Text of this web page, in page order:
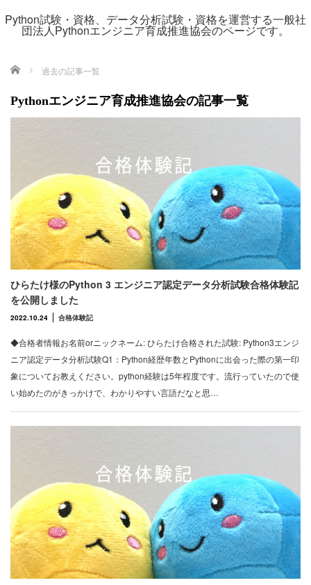
Python試験・資格、データ分析試験・資格を運営する一般社
団法人Pythonエンジニア育成推進協会のページです。
ホーム 過去の記事一覧
Pythonエンジニア育成推進協会の記事一覧
ひらたけ様のPython 3 エンジニア認定データ分析試験合格体験記
を公開しました
2022.10.24 合格体験記
◆合格者情報お名前orニックネーム: ひらたけ合格された試験: Python3エンジ
ニア認定データ分析試験Q1：Python経歴年数とPythonに出会った際の第一印
象についてお教えください。python経験は5年程度です。流行っていたので使
い始めたのがきっかけで、わかりやすい言語だなと思…